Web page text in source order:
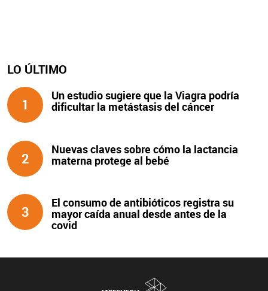
LO ÚLTIMO
1
Un estudio sugiere que la Viagra podría
dificultar la metástasis del cáncer
2
Nuevas claves sobre cómo la lactancia
materna protege al bebé
3
El consumo de antibióticos registra su
mayor caída anual desde antes de la
covid